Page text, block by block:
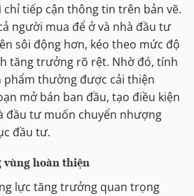
tiếp cận thông tin trên bản vẽ.
người mua để ở và nhà đầu tư
sôi động hơn, kéo theo mức độ
tăng trưởng rõ rệt. Nhờ đó, tính
phẩm thường được cải thiện
mở bán ban đầu, tạo điều kiện
đầu tư muốn chuyển nhượng
đầu tư.
vùng hoàn thiện
lực tăng trưởng quan trọng